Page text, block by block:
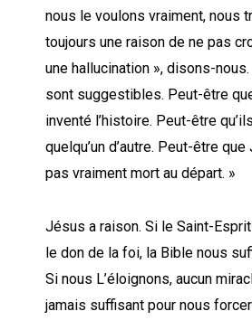
nous le voulons vraiment, nous
toujours une raison de ne pas
une hallucination », disons-
sont suggestibles. Peut-être
inventé l’histoire. Peut-être
quelqu’un d’autre. Peut-être que
pas vraiment mort au départ. »
Jésus a raison. Si le Saint-
le don de la foi, la Bible nous
Si nous L’éloignons, aucun
jamais suffisant pour nous